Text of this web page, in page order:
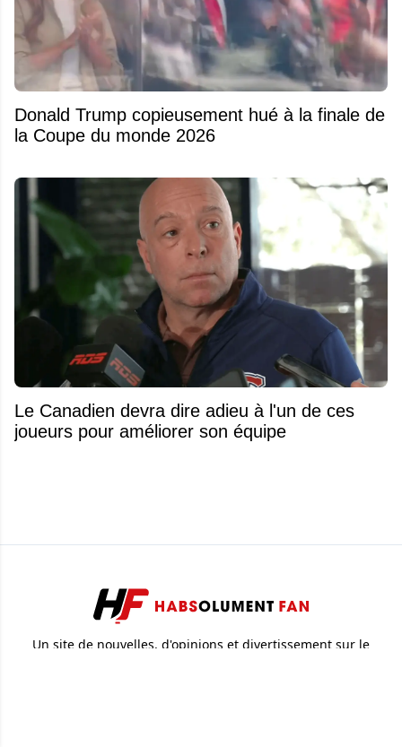
Donald Trump copieusement hué à la finale de
la Coupe du monde 2026
Le Canadien devra dire adieu à l'un de ces
joueurs pour améliorer son équipe
Un site de nouvelles, d'opinions et divertissement sur le